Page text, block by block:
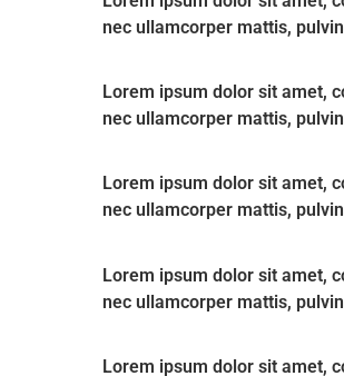
nec ullamcorper mattis,
Lorem ipsum dolor sit amet,
nec ullamcorper mattis,
Lorem ipsum dolor sit amet,
nec ullamcorper mattis,
Lorem ipsum dolor sit amet,
nec ullamcorper mattis,
Lorem ipsum dolor sit amet,